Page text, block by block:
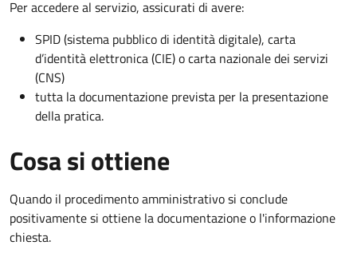
Per accedere al servizio, assicurati di avere:
SPID (sistema pubblico di identità digitale), carta
d’identità elettronica (CIE) o carta nazionale dei servizi
(CNS)
tutta la documentazione prevista per la presentazione
della pratica.
Cosa si ottiene
Quando il procedimento amministrativo si conclude
positivamente si ottiene la documentazione o l'informazione
chiesta.